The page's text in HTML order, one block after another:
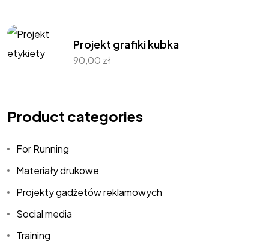
Projekt grafiki kubka
90,00 zł
Product categories
For Running
Materiały drukowe
Projekty gadżetów reklamowych
Social media
Training